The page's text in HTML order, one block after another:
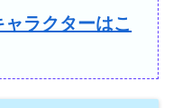
ャラクターはこ